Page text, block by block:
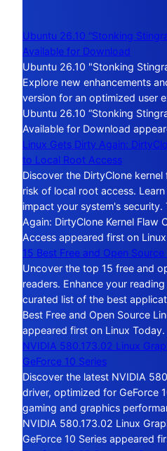
Ubuntu 26.10 “Stonking
Available for Download
Ubuntu 26.10 "Stonking
Explore new enhancements
version for an optimized user
Ubuntu 26.10 “Stonking
Available for Download
Linux Gets Dirty Again:
to Local Root Access
Discover the DirtyClone
risk of local root access.
impact your system's
Again: DirtyClone Kernel Flaw
Access appeared first on
15 Best Free and Open
Uncover the top 15 free and
readers. Enhance your
curated list of the best
Best Free and Open Source
appeared first on Linux Today.
NVIDIA 580.173.02 Linux
GeForce 10 Series
Discover the latest NVIDIA
driver, optimized for GeForce
gaming and graphics
NVIDIA 580.173.02 Linux
GeForce 10 Series appeared